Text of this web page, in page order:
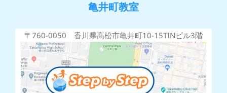
亀井町教室
〒760-0050 香川県高松市亀井町10-15TINビル3階